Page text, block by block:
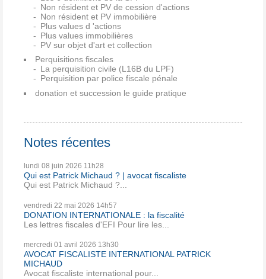
Non résident et PV de cession d'actions
Non résident et PV immobilière
Plus values d 'actions
Plus values immobilières
PV sur objet d'art et collection
Perquisitions fiscales
La perquisition civile (L16B du LPF)
Perquisition par police fiscale pénale
donation et succession le guide pratique
Notes récentes
lundi 08 juin 2026 11h28
Qui est Patrick Michaud ? | avocat fiscaliste
Qui est Patrick Michaud ?...
vendredi 22 mai 2026 14h57
DONATION INTERNATIONALE : la fiscalité
Les lettres fiscales d'EFI Pour lire les...
mercredi 01 avril 2026 13h30
AVOCAT FISCALISTE INTERNATIONAL PATRICK
MICHAUD
Avocat fiscaliste international pour...